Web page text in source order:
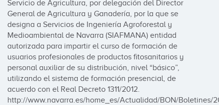
Servicio de Agricultura, por delegación del Director
General de Agricultura y Ganadería, por la que se
designa a Servicios de Ingeniería Agroforestal y
Medioambiental de Navarra (SIAFMANA) entidad
autorizada para impartir el curso de formación de
usuarios profesionales de productos fitosanitarios y
personal auxiliar de su distribución, nivel “básico”,
utilizando el sistema de formación presencial, de
acuerdo con el Real Decreto 1311/2012.
http://www.navarra.es/home_es/Actualidad/BON/Boletines/